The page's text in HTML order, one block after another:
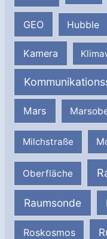
GEO Hubble
Kamera
Mars
Milchstraße
Oberfläche
Raumsonde
Roskosmos